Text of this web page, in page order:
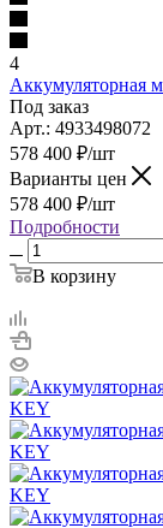
4
Аккумуляторная
Под заказ
Арт.: 4933498072
578 400 ₽/шт
Варианты цен
578 400 ₽/шт
Подробности
В корзину